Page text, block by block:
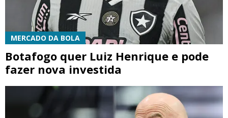
MERCADO DA BOLA
Botafogo quer Luiz Henrique e pode
fazer nova investida